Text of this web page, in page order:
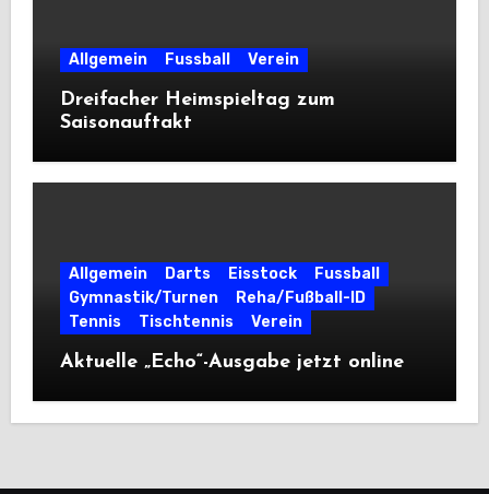
Allgemein Fussball Verein
Dreifacher Heimspieltag zum
Saisonauftakt
Allgemein Darts Eisstock
Fussball
Gymnastik/Turnen
Reha/Fußball-ID
Tennis
Tischtennis Verein
Aktuelle „Echo“-Ausgabe jetzt online